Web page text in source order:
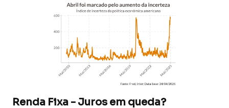
Renda Fixa - Juros em queda?